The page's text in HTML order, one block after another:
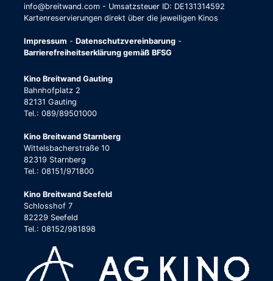
info@breitwand.com - Umsatzsteuer ID: DE131314592
Kartenreservierungen direkt über die jeweiligen Kinos
Impressum - Datenschutzvereinbarung -
Barrierefreiheitserklärung gemäß BFSG
Kino Breitwand Gauting
Bahnhofplatz 2
82131 Gauting
Tel.: 089/89501000
Kino Breitwand Starnberg
Wittelsbacherstraße 10
82319 Starnberg
Tel.: 08151/971800
Kino Breitwand Seefeld
Schlosshof 7
82229 Seefeld
Tel.: 08152/981898